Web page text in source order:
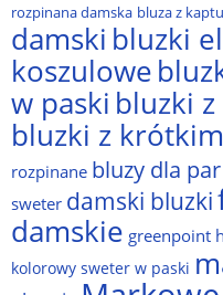
rozpinana damska bluza z
damski bluzki
koszulowe
w paski bluzki
bluzki z
rozpinane bluzy dla par
sweter damski bluzki
damskie greenpoint
kolorowy sweter w paski